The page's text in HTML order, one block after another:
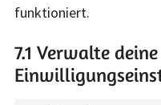
funktioniert.
7.1 Verwalte deine